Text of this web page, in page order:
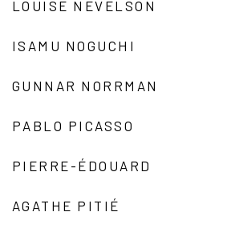
LOUISE NEVELSON
ISAMU NOGUCHI
GUNNAR NORRMAN
PABLO PICASSO
PIERRE-ÉDOUARD
AGATHE PITIÉ